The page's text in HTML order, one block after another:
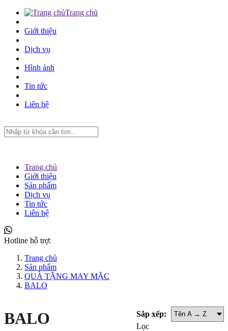
Trang chủ
Giới thiệu
Dịch vụ
Hình ảnh
Tin tức
Liên hệ
Trang chủ
Giới thiệu
Sản phẩm
Dịch vụ
Tin tức
Liên hệ
Hotline hỗ trợ:
Trang chủ
Sản phẩm
QUÀ TẶNG MAY MẶC
BALO
BALO
Sắp xếp:
Lọc